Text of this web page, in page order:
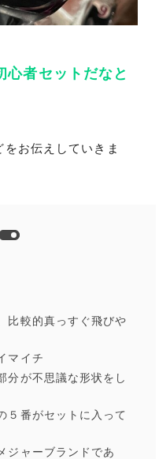
心者セットだなと
お伝えしていきま
比較的真っすぐ飛びや
マイチ
分が不思議な形状をし
５番がセットに入って
ジャーブランドであ